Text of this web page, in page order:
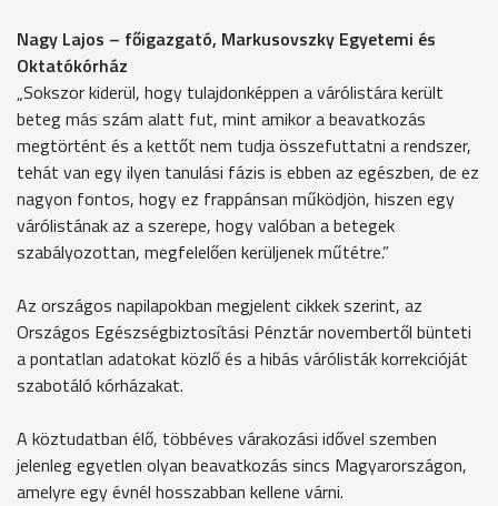
Nagy Lajos – főigazgató, Markusovszky Egyetemi és
Oktatókórház
„Sokszor kiderül, hogy tulajdonképpen a várólistára került
beteg más szám alatt fut, mint amikor a beavatkozás
megtörtént és a kettőt nem tudja összefuttatni a rendszer,
tehát van egy ilyen tanulási fázis is ebben az egészben, de ez
nagyon fontos, hogy ez frappánsan működjön, hiszen egy
várólistának az a szerepe, hogy valóban a betegek
szabályozottan, megfelelően kerüljenek műtétre.”
Az országos napilapokban megjelent cikkek szerint, az
Országos Egészségbiztosítási Pénztár novembertől bünteti
a pontatlan adatokat közlő és a hibás várólisták korrekcióját
szabotáló kórházakat.
A köztudatban élő, többéves várakozási idővel szemben
jelenleg egyetlen olyan beavatkozás sincs Magyarországon,
amelyre egy évnél hosszabban kellene várni.